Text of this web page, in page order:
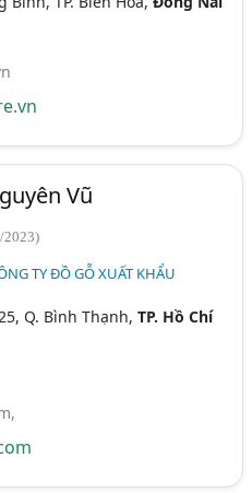
Vũ
2023)
TY ĐỒ GỖ XUẤT KHẨU
Q. Bình Thạnh,TP. Hồ Chí